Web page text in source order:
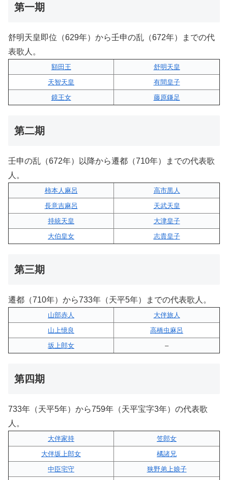
第一期
舒明天皇即位（629年）から壬申の乱（672年）までの代
表歌人。
額田王
舒明天皇
天智天皇
有間皇子
鏡王女
藤原鎌足
第二期
壬申の乱（672年）以降から遷都（710年）までの代表歌
人。
柿本人麻呂
高市黒人
長意吉麻呂
天武天皇
持統天皇
大津皇子
大伯皇女
志貴皇子
第三期
遷都（710年）から733年（天平5年）までの代表歌人。
山部赤人
大伴旅人
山上憶良
高橋虫麻呂
坂上郎女
–
第四期
733年（天平5年）から759年（天平宝字3年）の代表歌
人。
大伴家持
笠郎女
大伴坂上郎女
橘諸兄
中臣宅守
狭野弟上娘子